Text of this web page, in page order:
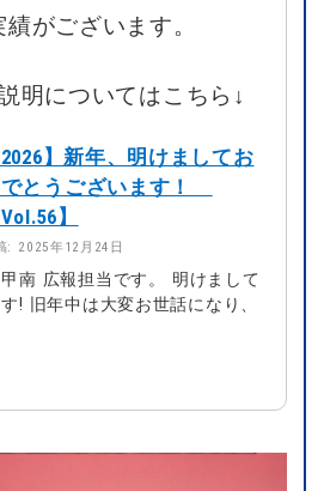
がございます。
明についてはこちら↓
2026】新年、明けましてお
とうございます！
Vol.56】
: 2025年12月24日
南 広報担当です。 明けまして
! 旧年中は大変お世話になり、